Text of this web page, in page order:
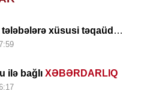
xüsusi təqaüd
AZN
ilə bağlı XƏBƏRDARLIQ